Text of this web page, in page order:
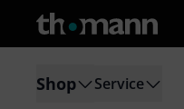
Shop Service